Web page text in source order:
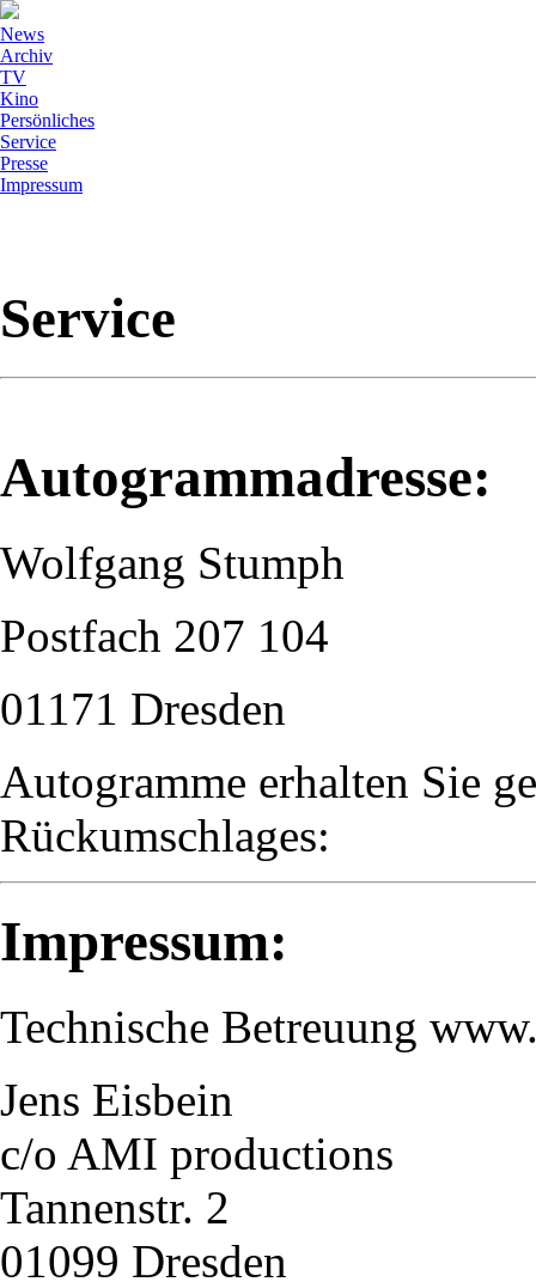
News
Archiv
TV
Kino
Persönliches
Service
Presse
Impressum
Service
Autogrammadresse:
Wolfgang Stumph
Postfach 207 104
01171 Dresden
Autogramme erhalten Sie
Rückumschlages:
Impressum:
Technische Betreuung
Jens Eisbein
c/o AMI productions
Tannenstr. 2
01099 Dresden